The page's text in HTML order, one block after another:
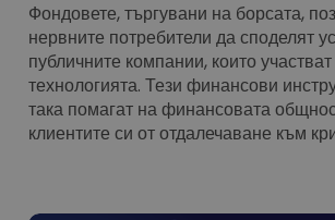
Фондовете, търгувани на борсата,
нервните потребители да споделят
публичните компании, които
технологията. Тези финансови
така помагат на финансовата
клиентите си от отдалечаване към